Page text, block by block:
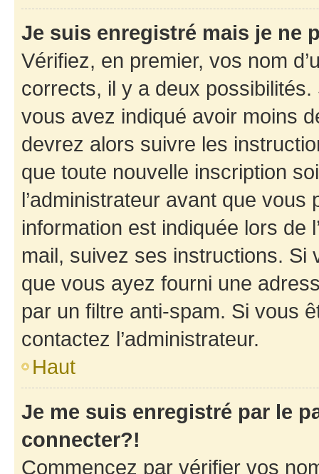
Je suis enregistré mais je ne
Vérifiez, en premier, vos nom
corrects, il y a deux
vous avez indiqué avoir moins
devrez alors suivre les
que toute nouvelle inscription
l’administrateur avant que
information est indiquée lors de
mail, suivez ses instructions. Si
que vous ayez fourni une
par un filtre anti-spam. Si vous
contactez l’administrateur.
Haut
Je me suis enregistré par le
connecter?!
Commencez par vérifier vos